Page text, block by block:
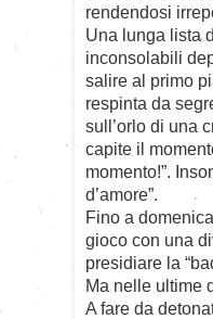
rendendosi
Una lunga lista
inconsolabili
salire al primo
respinta da
sull’orlo di una
capite il
momento!”.
d’amore”.
Fino a
gioco con una
presidiare la
Ma nelle ultime
A fare da